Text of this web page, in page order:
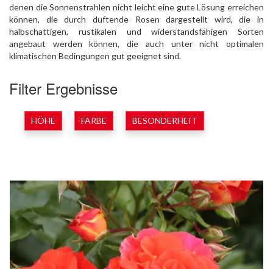
denen die Sonnenstrahlen nicht leicht eine gute Lösung erreichen
können, die durch duftende Rosen dargestellt wird, die in
halbschattigen, rustikalen und widerstandsfähigen Sorten
angebaut werden können, die auch unter nicht optimalen
klimatischen Bedingungen gut geeignet sind.
Filter Ergebnisse
HÖHE FARBE BESONDERHEIT